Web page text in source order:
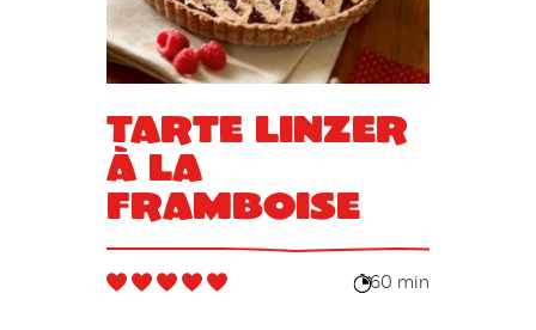
Tarte Linzer
à la
framboise
60 min